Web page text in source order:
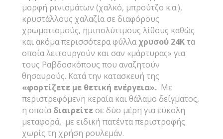
μορφή ρινισμάτων (χαλκό, μπρούτζο κ.α.),
κρυστάλλους χαλαζία σε διαφόρους
χρωματισμούς, ημιπολύτιμους λίθους καθώς
και ακόμα περισσότερα φύλλα χρυσού 24Κτα
οποία λειτουργούν και σαν «μάρτυρας» για
τους Ραβδοσκόπους που αναζητούν
θησαυρούς. Κατά την κατασκευή της
«φορτίζετε με θετική ενέργεια». Με
περιστρεφόμενη κεραία και θάλαμο δείγματος,
η οποία διαιρείτεσε δύο μέρη για εύκολη
μεταφορά, με ειδική πατέντα περιστροφής
χωρίς τη χρήση ρουλεμάν.